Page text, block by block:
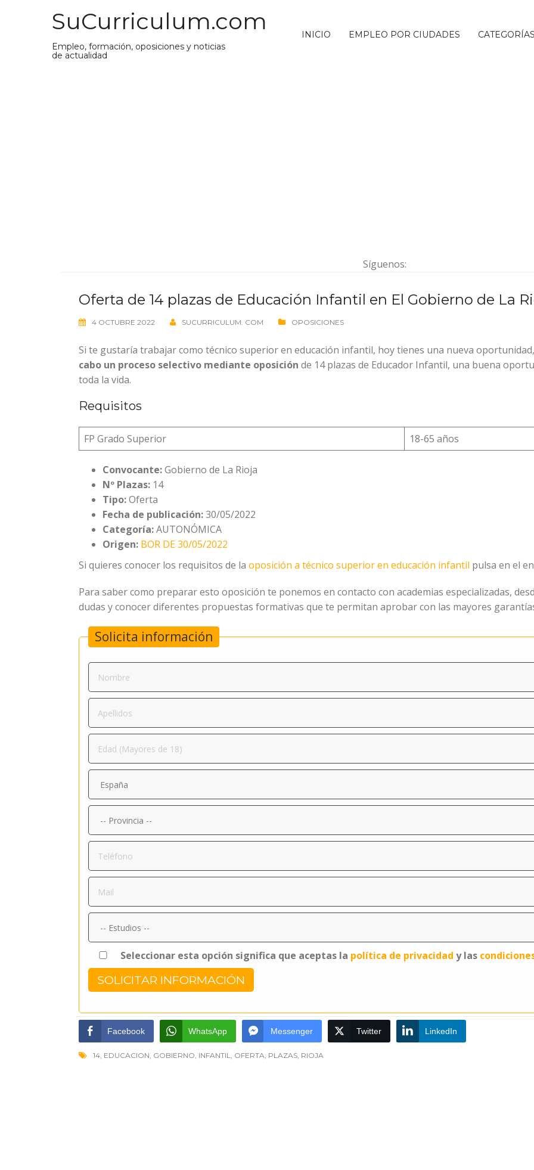
SuCurriculum.com
Empleo, formación, oposiciones y noticias
de actualidad
INICIO EMPLEO POR CIUDADES CATEGORÍAS
Síguenos:
Oferta de 14 plazas de Educación Infantil en El Gobierno de La
4 OCTUBRE 2022 SUCURRICULUM. COM OPOSICIONES
Si te gustaría trabajar como técnico superior en educación infantil, hoy tienes una nueva
cabo un proceso selectivo mediante oposición de 14 plazas de Educador Infantil, una buena
toda la vida.
Requisitos
FP Grado Superior 18-65 años
Convocante:Gobierno de La Rioja
Nº Plazas: 14
Tipo:Oferta
Fecha de publicación:30/05/2022
Categoría:AUTONÓMICA
Origen: BOR DE 30/05/2022
Si quieres conocer los requisitos de la oposición a técnico superior en educación infantil pulsa en el
Para saber como preparar esto oposición te ponemos en contacto con academias especializadas,
dudas y conocer diferentes propuestas formativas que te permitan aprobar con las mayores
Solicita información
Seleccionar esta opción significa que aceptas la política de privacidad y las
Facebook WhatsApp Messenger Twitter LinkedIn
14, EDUCACION, GOBIERNO, INFANTIL, OFERTA, PLAZAS, RIOJA